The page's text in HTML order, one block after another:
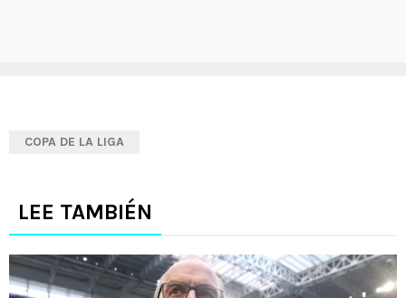
COPA DE LA LIGA
LEE TAMBIÉN